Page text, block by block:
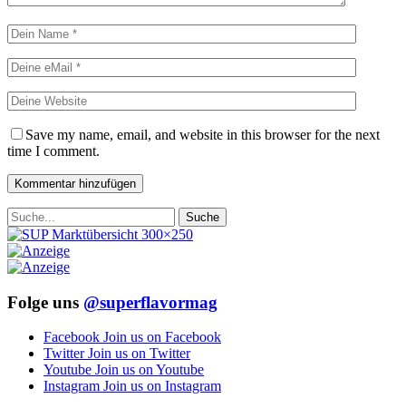
Save my name, email, and website in this browser for the next
time I comment.
Folge uns @superflavormag
Facebook Join us on Facebook
Twitter Join us on Twitter
Youtube Join us on Youtube
Instagram Join us on Instagram